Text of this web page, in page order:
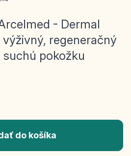
- Dermal
regeneračný
pokožku
do košíka